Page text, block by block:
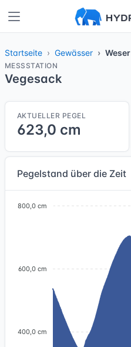
Startseite Gewässer Weser
MESSSTATION
Vegesack
AKTUELLER PEGEL
623,0 cm
Pegelstand über die Zeit
800,0 cm
600,0 cm
400,0 cm